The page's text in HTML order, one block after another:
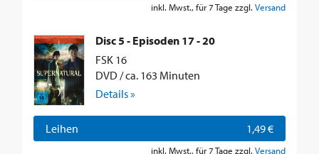
inkl. Mwst., für 7 Tage zzgl. Versand
Disc 5 - Episoden 17 - 20
FSK 16
DVD / ca. 163 Minuten
Details »
Leihen 1,49 €
inkl. Mwst., für 7 Tage zzgl. Versand